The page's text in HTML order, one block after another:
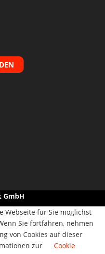
GmbH
Webseite für Sie möglichst
Sie fortfahren, nehmen
von Cookies auf dieser
zur
Cookie